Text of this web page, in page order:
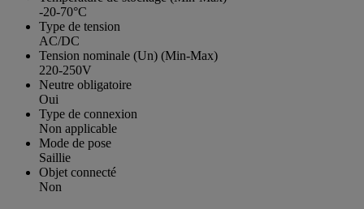
-20-70°C
Type de tension
AC/DC
Tension nominale (Un) (Min-Max)
220-250V
Neutre obligatoire
Oui
Type de connexion
Non applicable
Mode de pose
Saillie
Objet connecté
Non